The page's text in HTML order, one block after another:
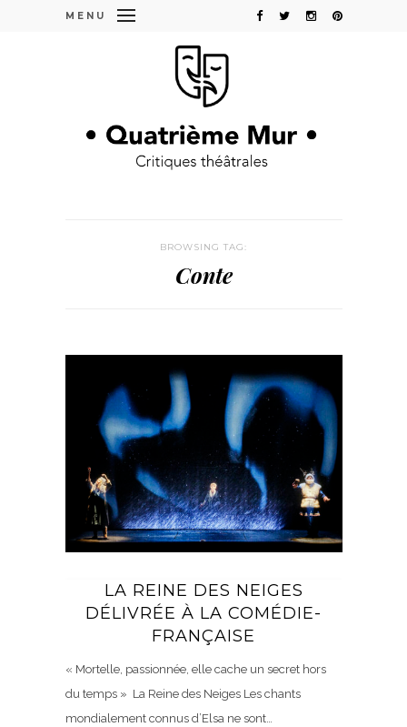
MENU
BROWSING TAG:
Conte
LA REINE DES NEIGES
DÉLIVRÉE À LA COMÉDIE-
FRANÇAISE
« Mortelle, passionnée, elle cache un secret hors
du temps » La Reine des Neiges Les chants
mondialement connus d’Elsa ne sont…